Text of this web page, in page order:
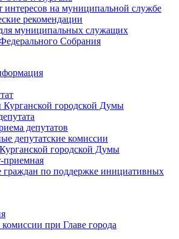
интересов на муниципальной службе
рекомендации
муниципальных служащих
Cобрания
Курганской городской Думы
депутатов
депутатские комиссии
городской Думы
приемная
граждан по поддержке инициативных
при Главе города